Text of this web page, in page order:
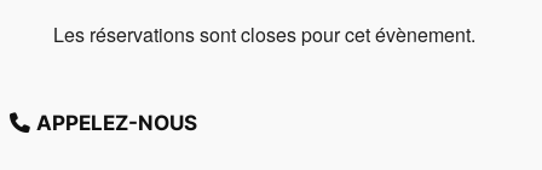
Les réservations sont closes pour cet évènement.
APPELEZ-NOUS